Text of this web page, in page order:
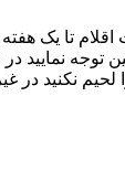
تا یک
توجه نمایید